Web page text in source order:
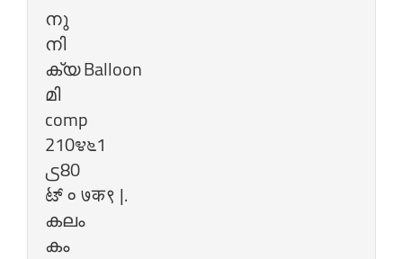
നു
നി
ക്യ Balloon
മി
comp
210೪೬1
‎ಟ್‌ ० ७क९ |.
കലം
കം